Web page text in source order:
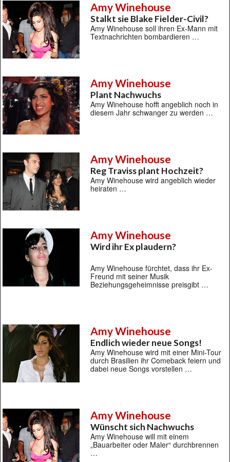
Amy Winehouse
Stalkt sie Blake Fielder-Civil?
Amy Winehouse soll ihren Ex-Mann mit
Textnachrichten bombardieren …
Amy Winehouse
Plant Nachwuchs
Amy Winehouse hofft angeblich noch in
diesem Jahr schwanger zu werden …
Amy Winehouse
Reg Traviss plant Hochzeit?
Amy Winehouse wird angeblich wieder
heiraten …
Amy Winehouse
Wird ihr Ex plaudern?
Amy Winehouse fürchtet, dass ihr Ex-
Freund mit seiner Musik
Beziehungsgeheimnisse preisgibt …
Amy Winehouse
Endlich wieder neue Songs!
Amy Winehouse wird mit einer Mini-Tour
durch Brasilien ihr Comeback feiern und
dabei neue Songs vorstellen …
Amy Winehouse
Wünscht sich Nachwuchs
Amy Winehouse will mit einem
„Bauarbeiter oder Maler“ durchbrennen
…